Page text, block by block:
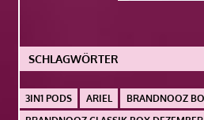
SCHLAGWÖRTER
3IN1 PODS ARIEL
BRANDNOOZ